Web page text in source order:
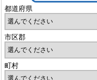
都道府県
市区郡
町村